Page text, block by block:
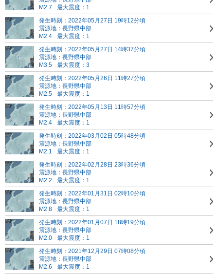
M2.7
最大震度：1
発生時刻：2022年05月27日 19時12分頃
震源地：長野県中部
M2.4
最大震度：1
発生時刻：2022年05月27日 14時37分頃
震源地：長野県中部
M3.5
最大震度：3
発生時刻：2022年05月26日 11時27分頃
震源地：長野県中部
M2.5
最大震度：1
発生時刻：2022年05月13日 11時57分頃
震源地：長野県中部
M2.4
最大震度：1
発生時刻：2022年03月02日 05時48分頃
震源地：長野県中部
M2.1
最大震度：1
発生時刻：2022年02月28日 23時36分頃
震源地：長野県中部
M2.2
最大震度：1
発生時刻：2022年01月31日 02時10分頃
震源地：長野県中部
M2.8
最大震度：1
発生時刻：2022年01月07日 18時19分頃
震源地：長野県中部
M2.0
最大震度：1
発生時刻：2021年12月29日 07時08分頃
震源地：長野県中部
M2.6
最大震度：1